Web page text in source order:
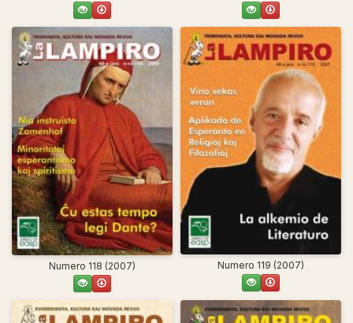
Numero 118 (2007) Numero 119 (2007)